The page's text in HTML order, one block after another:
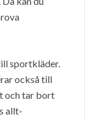
sportkläder.
också till
och tar bort
allt-